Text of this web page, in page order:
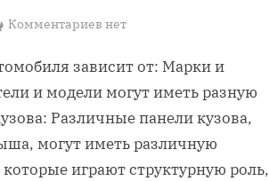
Комментариев к
толщина
метала
кузова
нет
зависит от: Марки и
и модели могут иметь разную
Различные панели кузова,
могут иметь различную
играют структурную роль,